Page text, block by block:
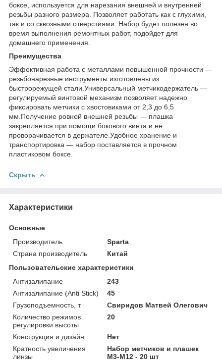
боксе, используется для нарезания внешней и внутренней
резьбы разного размера. Позволяет работать как с глухими,
так и со сквозными отверстиями. Набор будет полезен во
время выполнения ремонтных работ, подойдет для
домашнего применения.
Преимущества
Эффективная работа с металлами повышенной прочности —
резьбонарезные инструменты изготовлены из
быстрорежущей стали.Универсальный метчикодержатель —
регулируемый винтовой механизм позволяет надежно
фиксировать метчики с хвостовиками от 2,3 до 6,5
мм.Получение ровной внешней резьбы — плашка
закрепляется при помощи бокового винта и не
проворачивается в держателе.Удобное хранение и
транспортировка — набор поставляется в прочном
пластиковом боксе.
Скрыть
Характеристики
Основные
Производитель
Sparta
Страна производитель
Китай
Пользовательские характеристики
Антизалипание
243
Антизалипание (Anti Stick)
45
Грузоподъемность, т
Свиридов Матвей Олегович
Количество режимов
регулировки высоты
20
Конструкция и дизайн
Нет
Кратность увеличения
линзы
Набор метчиков и плашек
М3-М12 - 20 шт